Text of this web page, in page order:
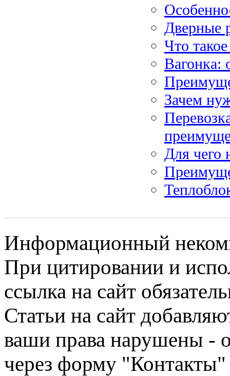
Дверные
Что
Вагонка:
Зачем
Для чего
Информационный
При цитировании и
ссылка на сайт
Статьи на сайт
ваши права нарушены -
через форму "Контакты"